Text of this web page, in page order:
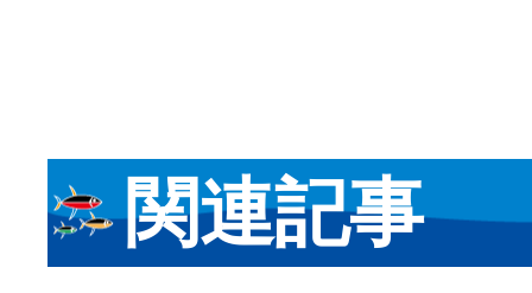
関連記事